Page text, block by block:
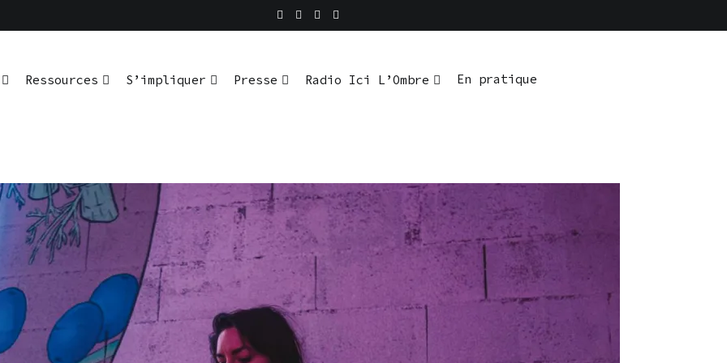
Ressources S’impliquer Presse Radio Ici L’Ombre En pratique